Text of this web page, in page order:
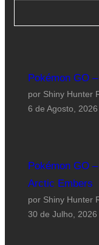
Pokémon GO
por Shiny Hunter
6 de Agosto, 2026
Pokémon GO
Arctic Embers
por Shiny Hunter
30 de Julho, 2026